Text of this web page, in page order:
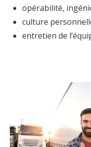
opérabilité,
culture
entretien de